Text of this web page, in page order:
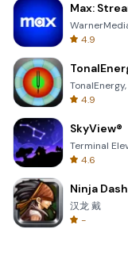
Max:
4.9
4.9
SkyView®
Terminal
4.6
Ninja
汉龙 戴
-